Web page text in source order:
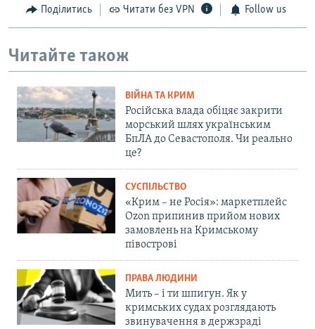
Поділитись Читати без VPN Follow us
Читайте також
ВІЙНА ТА КРИМ
Російська влада обіцяє закрити
морський шлях українським
БпЛА до Севастополя. Чи реально
це?
СУСПІЛЬСТВО
«Крим – не Росія»: маркетплейс
Ozon припинив прийом нових
замовлень на Кримському
півострові
ПРАВА ЛЮДИНИ
Мить – і ти шпигун. Як у
кримських судах розглядають
звинувачення в держзраді